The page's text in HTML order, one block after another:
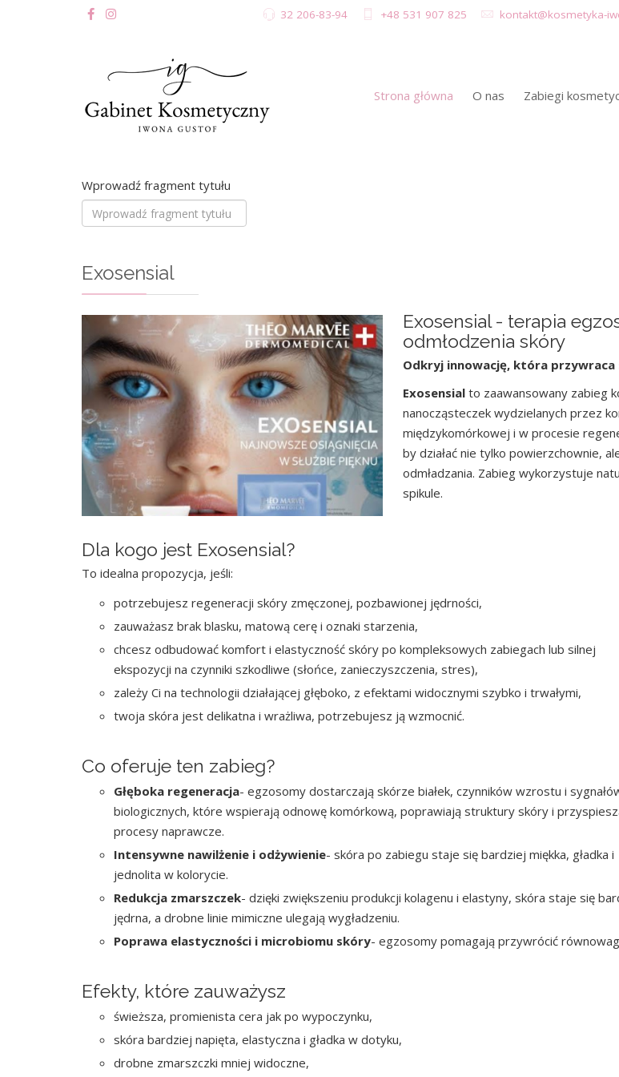
32 206-83-94 +48 531 907 825 kontakt@kosmetyka-
Strona główna O nas Zabiegi
Wprowadź fragment tytułu
Exosensial
Exosensial - terapia
odmłodzenia skóry
Odkryj innowację, która przywraca
Exosensial to zaawansowany zabieg
nanocząsteczek wydzielanych przez
międzykomórkowej i w procesie
by działać nie tylko powierzchownie,
odmładzania. Zabieg wykorzystuje
spikule.
Dla kogo jest Exosensial?
To idealna propozycja, jeśli:
potrzebujesz regeneracji skóry zmęczonej, pozbawionej jędrności,
zauważasz brak blasku, matową cerę i oznaki starzenia,
chcesz odbudować komfort i elastyczność skóry po kompleksowych zabiegach lub silnej
ekspozycji na czynniki szkodliwe (słońce, zanieczyszczenia, stres),
zależy Ci na technologii działającej głęboko, z efektami widocznymi szybko i trwałymi,
twoja skóra jest delikatna i wrażliwa, potrzebujesz ją wzmocnić.
Co oferuje ten zabieg?
Głęboka regeneracja- egzosomy dostarczają skórze białek, czynników wzrostu i
biologicznych, które wspierają odnowę komórkową, poprawiają struktury skóry i
procesy naprawcze.
Intensywne nawilżenie i odżywienie- skóra po zabiegu staje się bardziej miękka, gładka i
jednolita w kolorycie.
Redukcja zmarszczek- dzięki zwiększeniu produkcji kolagenu i elastyny, skóra staje się
jędrna, a drobne linie mimiczne ulegają wygładzeniu.
Poprawa elastyczności i microbiomu skóry- egzosomy pomagają przywrócić
Efekty, które zauważysz
świeższa, promienista cera jak po wypoczynku,
skóra bardziej napięta, elastyczna i gładka w dotyku,
drobne zmarszczki mniej widoczne,